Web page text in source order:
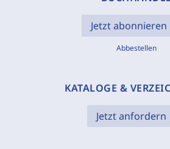
Jetzt abonnieren
Abbestellen
KATALOGE &
Jetzt anfordern